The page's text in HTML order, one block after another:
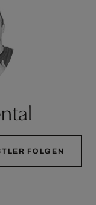
FOLGEN